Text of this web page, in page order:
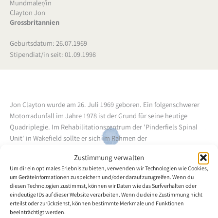
Zustimmung verwalten
Um dir ein optimales Erlebnis zu bieten, verwenden wir Technologien wie Cookies,
um Geräteinformationen zu speichern und/oder darauf zuzugreifen. Wenn du
diesen Technologien zustimmst, können wir Daten wie das Surfverhalten oder
eindeutige IDs auf dieser Website verarbeiten. Wenn du deine Zustimmung nicht
erteilst oder zurückziehst, können bestimmte Merkmale und Funktionen
beeinträchtigt werden.
Mundmaler/in
Clayton Jon
Grossbritannien
Geburtsdatum: 26.07.1969
Stipendiat/in seit: 01.09.1998
Jon Clayton wurde am 26. Juli 1969 geboren. Ein folgenschwerer
Motorradunfall im Jahre 1978 ist der Grund für seine heutige
Quadriplegie. Im Rehabilitationszentrum der 'Pinderfiels Spinal
Unit' in Wakefield sollte er sich im Rahmen der
wieder Abstand nahm, da seine ersten Versuche misslangen. Erst
nachdem er wieder zu Hause war und ihn seine Schwester
weiterhin ermutigte sich mit dem Malen zu beschäftigen, begann
Jon Clayton mit dem Pinsel im Mund zu malen und zu zeichnen. Er
erlernte diese Fähigkeit autodidaktisch. Der Künstler malt nun seit
16 Jahren. Die bevorzugten Techniken des Mundmalers sind